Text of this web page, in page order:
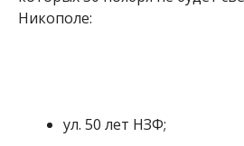
ул. Волынская;
ул. Лапинская;